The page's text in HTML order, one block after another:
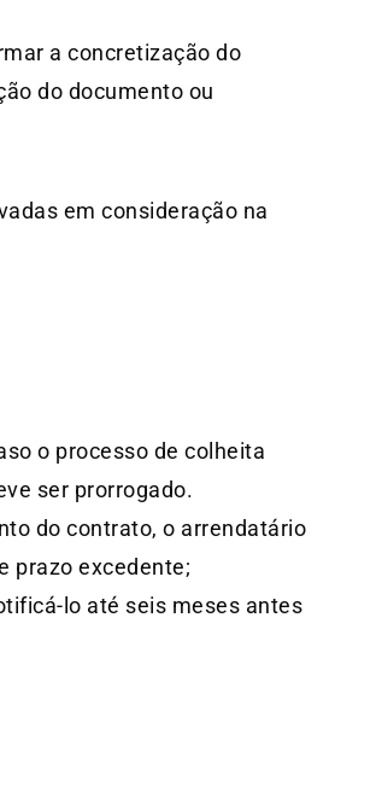
a concretização do
do documento ou
em consideração na
o processo de colheita
ser prorrogado.
do contrato, o arrendatário
prazo excedente;
lo até seis meses antes